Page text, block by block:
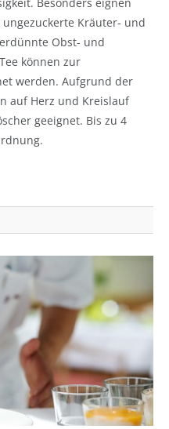
Kräuter- und
Obst- und
können zur
werden. Aufgrund der
auf Herz und Kreislauf
geeignet. Bis zu 4